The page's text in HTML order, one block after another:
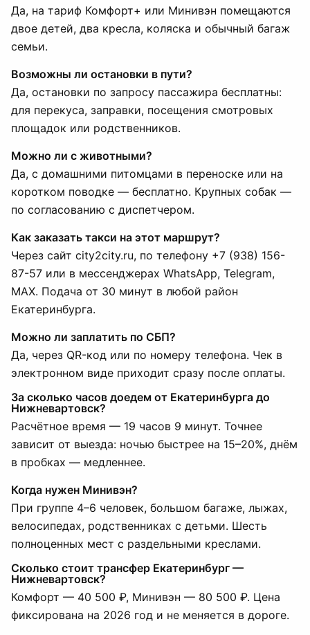
Да, на тариф Комфорт+ или Минивэн помещаются
двое детей, два кресла, коляска и обычный багаж
семьи.
Возможны ли остановки в пути?
Да, остановки по запросу пассажира бесплатны:
для перекуса, заправки, посещения смотровых
площадок или родственников.
Можно ли с животными?
Да, с домашними питомцами в переноске или на
коротком поводке — бесплатно. Крупных собак —
по согласованию с диспетчером.
Как заказать такси на этот маршрут?
Через сайт city2city.ru, по телефону +7 (938) 156-
87-57 или в мессенджерах WhatsApp, Telegram,
MAX. Подача от 30 минут в любой район
Екатеринбурга.
Можно ли заплатить по СБП?
Да, через QR-код или по номеру телефона. Чек в
электронном виде приходит сразу после оплаты.
За сколько часов доедем от Екатеринбурга до
Нижневартовск?
Расчётное время — 19 часов 9 минут. Точнее
зависит от выезда: ночью быстрее на 15–20%, днём
в пробках — медленнее.
Когда нужен Минивэн?
При группе 4–6 человек, большом багаже, лыжах,
велосипедах, родственниках с детьми. Шесть
полноценных мест с раздельными креслами.
Сколько стоит трансфер Екатеринбург —
Нижневартовск?
Комфорт — 40 500 ₽, Минивэн — 80 500 ₽. Цена
фиксирована на 2026 год и не меняется в дороге.